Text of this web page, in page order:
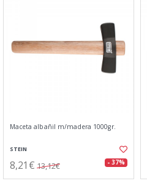
Maceta albañil m/madera 1000gr.
STEIN
8,21€ 13,12€ - 37%